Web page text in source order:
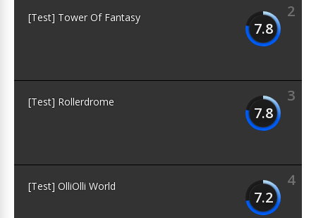
2
7.8
[Test] Tower Of Fantasy
3
7.8
[Test] Rollerdrome
4
7.2
[Test] OlliOlli World